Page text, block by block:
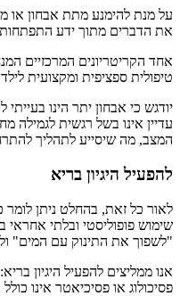
על מנת להימנע מתת אבחון או
את הדברים מתוך ידע
אחד הקריטריונים המרכזיים
טיפולית ספציפית ומקצועית
יודגש כי אבחון יתר הינו
עדיין אינו בשל רגשית לגמילה
המצב, מה שיסייע לתהליך
להפעיל היגיון בריא
לאור כל זאת, בהחלט ניתן
שימוש פופוליסטי ובלתי
"לשפוך את התינוק עם המים"
אנו ממליצים להפעיל היגיון
פסיכולוג או פסיכיאטר אינו